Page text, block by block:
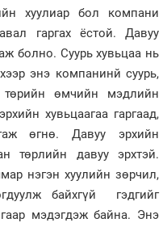
хуулиар бол компани
гаргах ёстой. Давуу
болно. Суурь хувьцаа нь
энэ компанинй суурь,
өмчийн мэдлийн
хувьцаагаа гаргаад,
өгнө. Давуу эрхийн
төрлийн давуу эрхтэй.
нэгэн хуулийн зөрчил,
байхгүй гэдгийг
мэдэгдэж байна. Энэ